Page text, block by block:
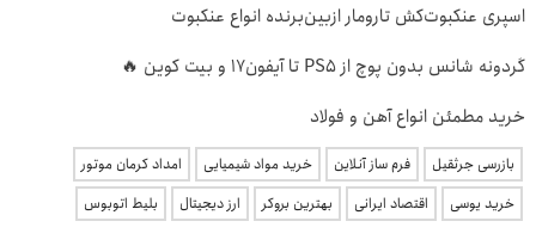
اسپری عنکبوت‌‌کش تارومار ازبین‌برنده انواع عنکبوت
گردونه شانس بدون پوچ از PS5 تا آیفون17 و بیت کوین 🔥
خرید مطمئن انواع آهن و فولاد
بازرسی جرثقیل فرم ساز آنلاین خرید مواد شیمیایی
امداد کرمان موتور
خرید یوسی
اقتصاد ایرانی بهترین بروکر ارز دیجیتال بلیط اتوبوس